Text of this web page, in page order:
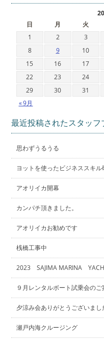
日
月 火
« 9月
1 2 3
8
9 10
15
16 17
22
23 24
29
30 31
最近投稿されたスタッフ
思わずうるうる
ヨットを使ったビジネススキル
アオリイカ開幕
カンパチ頂きました。
アオリイカお勧めです
桟橋工事中
2023 SAJIMA MARINA
９月レンタルボート試乗会のご
夕涼み会ありがとうございまし
瀬戸内海クルージング